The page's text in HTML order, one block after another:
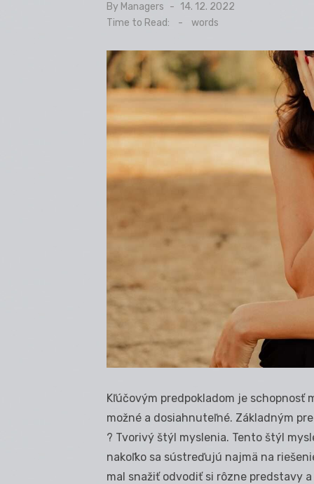
By Managers
Posted
14. 12. 2022
Time to Read:
- words
Kľúčovým predpokladom je
možné a dosiahnuteľné. Základným
? Tvorivý štýl myslenia. Tento štýl
nakoľko sa sústreďujú najmä na
mal snažiť odvodiť si rôzne predstavy